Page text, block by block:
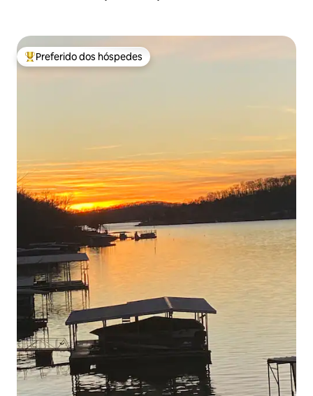
Entre os melhores preferidos dos hóspedes
Preferido dos hóspedes